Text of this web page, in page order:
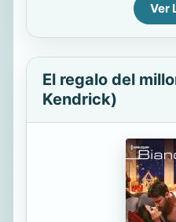
Ver
El regalo del
Kendrick)